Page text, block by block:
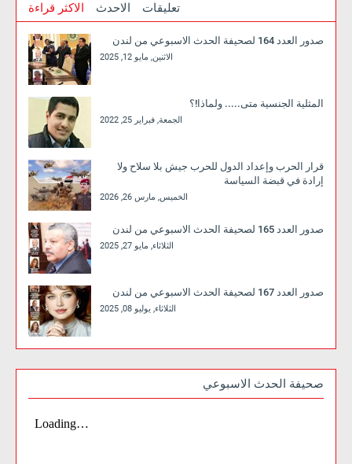
الاكثر قراءة الاحدث تعليقات
صدور العدد 164 لصحيفة الحدث الاسبوعي من لندن
الاثنين, مايو 12, 2025
المثلية الجنسية متى..... ولماذا!؟
الجمعة, فبراير 25, 2022
قرار الحرب وإعداد الدول للحرب جيش بلا سلاح ولا
إرادة في قبضة السياسة
الخميس, مارس 26, 2026
صدور العدد 165 لصحيفة الحدث الاسبوعي من لندن
الثلاثاء, مايو 27, 2025
صدور العدد 167 لصحيفة الحدث الاسبوعي من لندن
الثلاثاء, يوليو 08, 2025
صحيفة الحدث الاسبوعي